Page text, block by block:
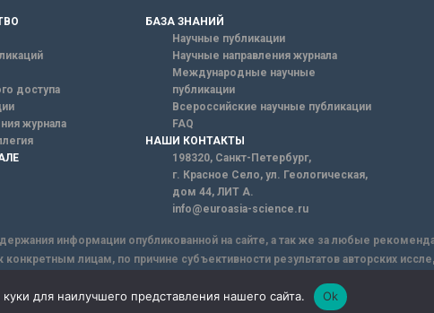
доступа
журнала
БАЗА ЗНАНИЙ
Научные публикации
Научные направления журнала
Международные научные
публикации
Всероссийские научные публикации
FAQ
НАШИ КОНТАКТЫ
198320, Санкт-Петербург,
г. Красное Село, ул. Геологическая,
дом 44, ЛИТ А.
info@euroasia-science.ru
информации опубликованной на сайте, а так же за любые
лицам, по причине субъективности результатов авторских
для наилучшего представления нашего сайта. Ok